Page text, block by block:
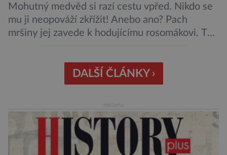
Mohutný medvěd si razí cestu vpřed. Nikdo se
mu ji neopováží zkřížit! Anebo ano? Pach
mršiny jej zavede k hodujícímu rosomákovi. Ten
„lasice“ je odhodlána bránit svou kořist.
Nedosahují nijak impozantní velikosti, jde spíše
a […]
DALŠÍ ČLÁNKY ›